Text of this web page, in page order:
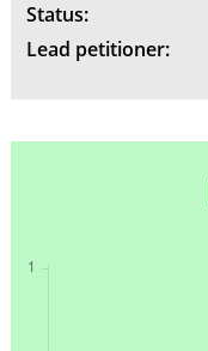
Status:
Lead petitioner: